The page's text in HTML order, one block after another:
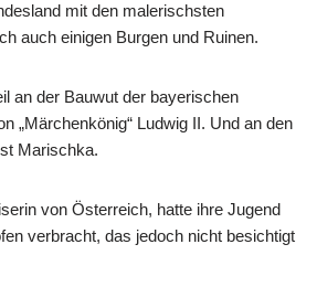
mit den malerischsten
auch einigen Burgen und Ruinen.
an der Bauwut der bayerischen
„Märchenkönig“ Ludwig II. Und an den
Marischka.
von Österreich, hatte ihre Jugend
verbracht, das jedoch nicht besichtigt